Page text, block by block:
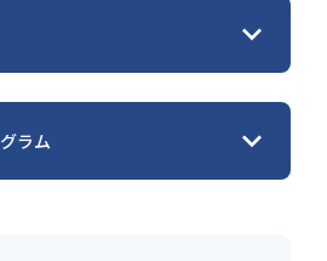
ラム